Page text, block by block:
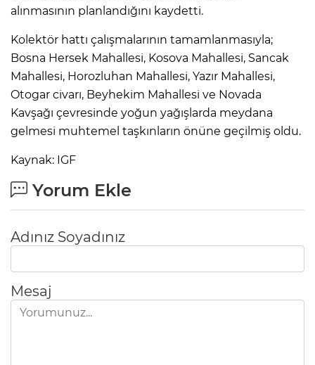
alınmasının planlandığını kaydetti.
Kolektör hattı çalışmalarının tamamlanmasıyla;
Bosna Hersek Mahallesi, Kosova Mahallesi, Sancak
Mahallesi, Horozluhan Mahallesi, Yazır Mahallesi,
Otogar civarı, Beyhekim Mahallesi ve Novada
Kavşağı çevresinde yoğun yağışlarda meydana
gelmesi muhtemel taşkınların önüne geçilmiş oldu.
Kaynak: IGF
Yorum Ekle
Adınız Soyadınız
Mesaj